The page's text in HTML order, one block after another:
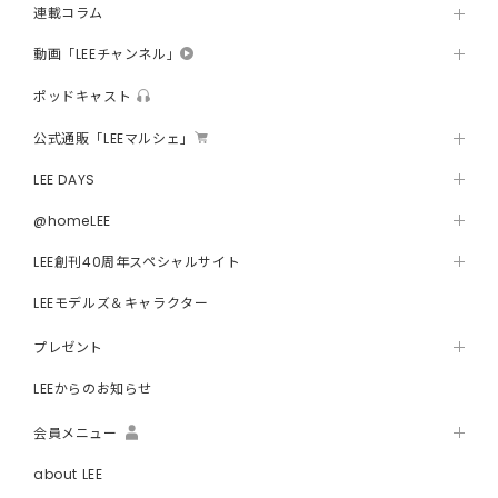
連載コラム
動画「LEEチャンネル」
ポッドキャスト
公式通販「LEEマルシェ」
LEE DAYS
@homeLEE
LEE創刊40周年スペシャルサイト
LEEモデルズ＆キャラクター
プレゼント
LEEからのお知らせ
会員メニュー
about LEE